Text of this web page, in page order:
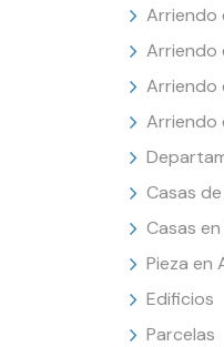
Arriendo
Arriendo
Arriendo
Arriendo
Casas
Casas
Pieza en
Edificios
Parcelas